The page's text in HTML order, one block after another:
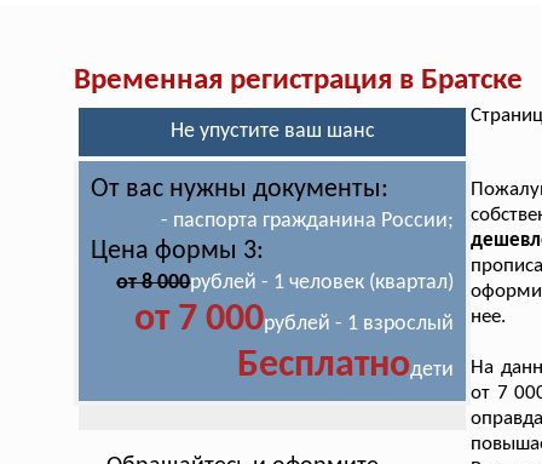
Временная регистрация в Братске
Не упустите ваш шанс
От вас нужны документы:
- паспорта гражданина России;
Цена формы 3:
от 8 000рублей - 1 человек (квартал)
от 7 000рублей - 1 взрослый
Бесплатнодети
нее.
На
от 7